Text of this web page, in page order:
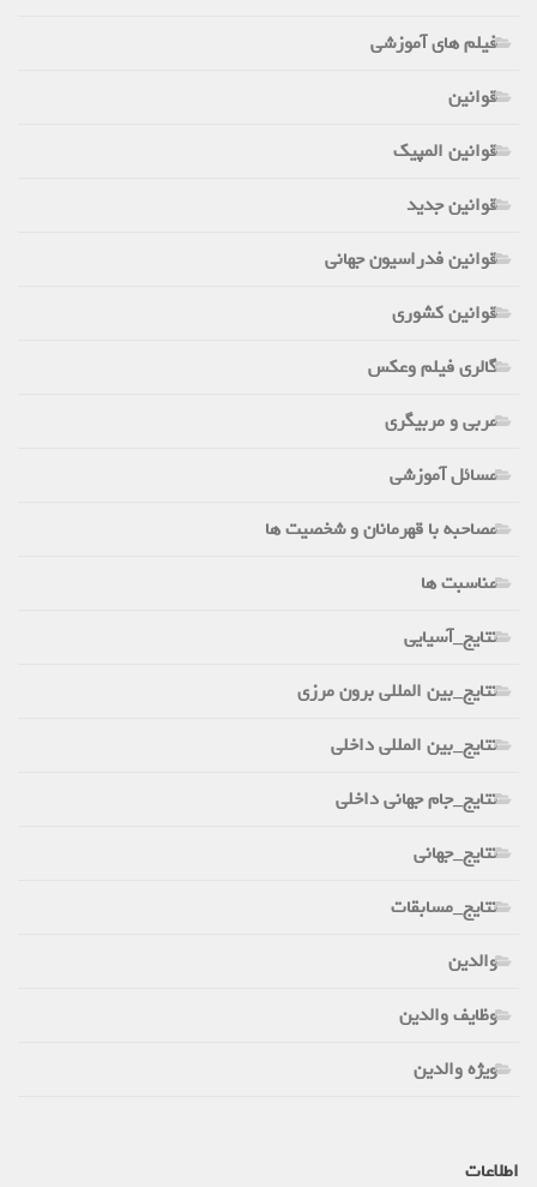
فیلم های آموزشی
قوانین
قوانین المپیک
قوانین جدید
قوانین فدراسیون جهانی
قوانین کشوری
گالری فیلم وعکس
مربی و مربیگری
مسائل آموزشی
مصاحبه با قهرمانان و شخصیت ها
مناسبت ها
نتایج_آسیایی
نتایج_بین المللی برون مرزی
نتایج_بین المللی داخلی
نتایج_جام جهانی داخلی
نتایج_جهانی
نتایج_مسابقات
والدین
وظایف والدین
ویژه والدین
اطلاعات